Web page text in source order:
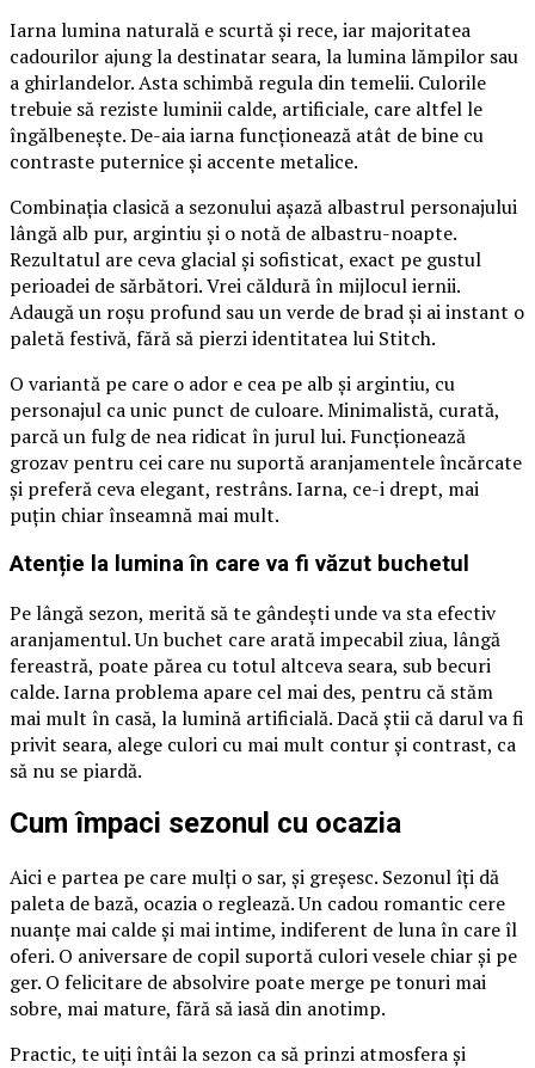
Iarna lumina naturală e scurtă și rece, iar majoritatea
cadourilor ajung la destinatar seara, la lumina lămpilor sau
a ghirlandelor. Asta schimbă regula din temelii. Culorile
trebuie să reziste luminii calde, artificiale, care altfel le
îngălbenește. De-aia iarna funcționează atât de bine cu
contraste puternice și accente metalice.
Combinația clasică a sezonului așază albastrul personajului
lângă alb pur, argintiu și o notă de albastru-noapte.
Rezultatul are ceva glacial și sofisticat, exact pe gustul
perioadei de sărbători. Vrei căldură în mijlocul iernii.
Adaugă un roșu profund sau un verde de brad și ai instant o
paletă festivă, fără să pierzi identitatea lui Stitch.
O variantă pe care o ador e cea pe alb și argintiu, cu
personajul ca unic punct de culoare. Minimalistă, curată,
parcă un fulg de nea ridicat în jurul lui. Funcționează
grozav pentru cei care nu suportă aranjamentele încărcate
și preferă ceva elegant, restrâns. Iarna, ce-i drept, mai
puțin chiar înseamnă mai mult.
Atenție la lumina în care va fi văzut buchetul
Pe lângă sezon, merită să te gândești unde va sta efectiv
aranjamentul. Un buchet care arată impecabil ziua, lângă
fereastră, poate părea cu totul altceva seara, sub becuri
calde. Iarna problema apare cel mai des, pentru că stăm
mai mult în casă, la lumină artificială. Dacă știi că darul va fi
privit seara, alege culori cu mai mult contur și contrast, ca
să nu se piardă.
Cum împaci sezonul cu ocazia
Aici e partea pe care mulți o sar, și greșesc. Sezonul îți dă
paleta de bază, ocazia o reglează. Un cadou romantic cere
nuanțe mai calde și mai intime, indiferent de luna în care îl
oferi. O aniversare de copil suportă culori vesele chiar și pe
ger. O felicitare de absolvire poate merge pe tonuri mai
sobre, mai mature, fără să iasă din anotimp.
Practic, te uiți întâi la sezon ca să prinzi atmosfera și